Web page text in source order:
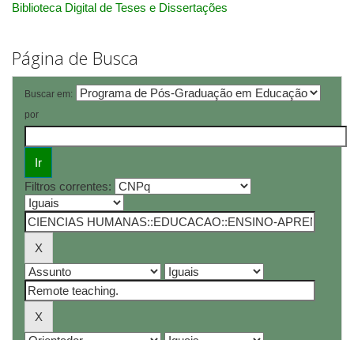
Biblioteca Digital de Teses e Dissertações
Página de Busca
Buscar em:
por
Filtros correntes: